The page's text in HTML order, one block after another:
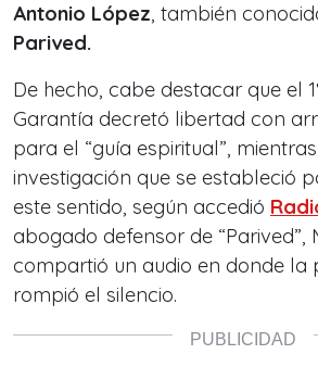
Antonio López, también
Parived.
De hecho, cabe destacar que el
Garantía decretó libertad con
para el “guía espiritual”,
investigación que se estableció
este sentido, según accedió
abogado defensor de “Parived”,
compartió un audio en donde la
rompió el silencio.